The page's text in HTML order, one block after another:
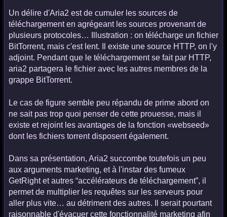
Un délire d'Aria2 est de cumuler les sources de
téléchargement en agrégeant les sources provenant de
plusieurs protocoles… Illustration : on télécharge un fichier
BitTorrent, mais c'est lent. Il existe une source HTTP, on l'y
adjoint. Pendant que le téléchargement se fait par HTTP,
aria2 partagera le fichier avec les autres membres de la
grappe BitTorrent.
Le cas de figure semble peu répandu de prime abord on
ne sait pas trop quoi penser de cette prouesse, mais il
existe et rejoint les avantages de la fonction «webseed»
dont les fichiers torrent disposent également.
Dans sa présentation, Aria2 succombe toutefois un peu
aux arguments marketing, et à l'instar des fumeux
GetRight et autres “accélérateurs de téléchargement”, il
permet de multiplier les requêtes sur les serveurs pour
aller plus vite… au détriment des autres. Il serait pourtant
raisonnable d'évacuer cette fonctionnalité marketing afin